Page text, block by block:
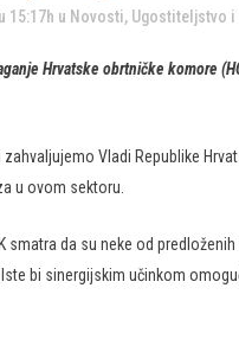
15:17h u Novosti, Ugostiteljstvo i
Hrvatske obrtničke komore
zahvaljujemo Vladi Republike
u ovom sektoru.
smatra da su neke od
bi sinergijskim učinkom